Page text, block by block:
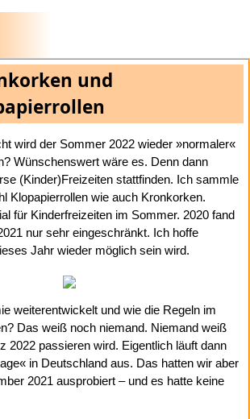
und
wird der Sommer 2022 wieder »normaler«
Wünschenswert wäre es. Denn dann
(Kinder)Freizeiten stattfinden. Ich sammle
Klopapierrollen wie auch Kronkorken.
für Kinderfreizeiten im Sommer. 2020 fand
nur sehr eingeschränkt. Ich hoffe
Jahr wieder möglich sein wird.
weiterentwickelt und wie die Regeln im
Das weiß noch niemand. Niemand weiß
2022 passieren wird. Eigentlich läuft dann
in Deutschland aus. Das hatten wir aber
2021 ausprobiert – und es hatte keine